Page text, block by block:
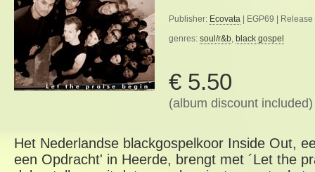
Publisher: Ecovata | EGP69 |
genres: soul/r&b, black gospel
€ 5.50
(album discount included)
Het Nederlandse blackgospelkoor Inside Out,
een Opdracht' in Heerde, brengt met ´Let the